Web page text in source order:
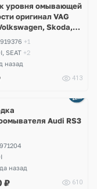
уровня омывающей
оригинал VAG
Skoda,
Lamborghini
+1
SEAT +2
назад
413
Audi RS3
назад
₽ 610